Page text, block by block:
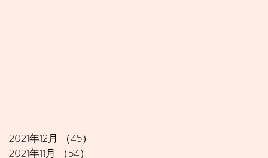
2021年12月 （45）
2021年11月
（54）